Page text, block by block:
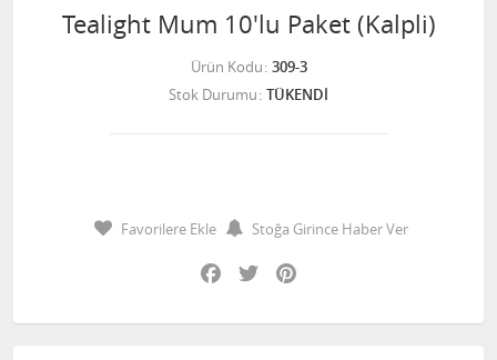
Tealight Mum 10'lu Paket (Kalpli)
Ürün Kodu 309-3
Stok Durumu TÜKENDİ
Favorilere Ekle
Stoğa Girince Haber Ver
Facebook
Twitter